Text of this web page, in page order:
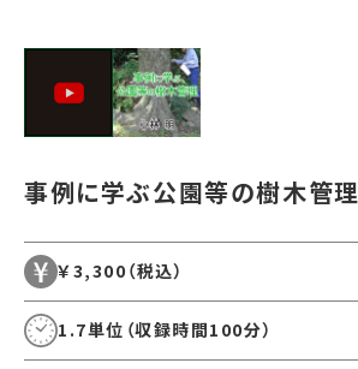
事例に学ぶ公園等の樹木管理
￥3,300 （税込）
1.7単位（収録時間100分）